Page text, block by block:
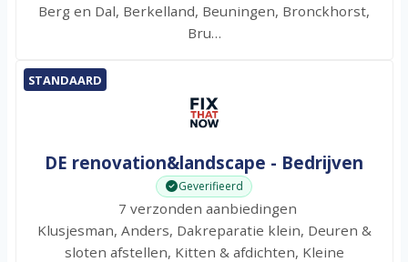
Berg en Dal, Berkelland, Beuningen, Bronckhorst,
Bru…
STANDAARD
DE renovation&landscape - Bedrijven
Geverifieerd
7 verzonden aanbiedingen
Klusjesman, Anders, Dakreparatie klein, Deuren &
sloten afstellen, Kitten & afdichten, Kleine